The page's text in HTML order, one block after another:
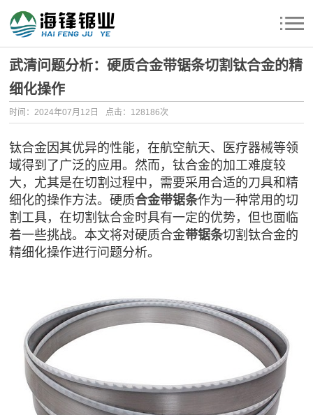
武清问题分析：硬质合金带锯条切割钛合金的精
细化操作
时间：2024年07月12日 点击：128186次
钛合金因其优异的性能，在航空航天、医疗器械等领
域得到了广泛的应用。然而，钛合金的加工难度较
大，尤其是在切割过程中，需要采用合适的刀具和精
细化的操作方法。硬质合金带锯条作为一种常用的切
割工具，在切割钛合金时具有一定的优势，但也面临
着一些挑战。本文将对硬质合金带锯条切割钛合金的
精细化操作进行问题分析。